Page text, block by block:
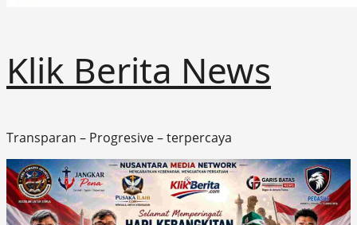
Klik Berita News
Transparan – Progresive – terpercaya